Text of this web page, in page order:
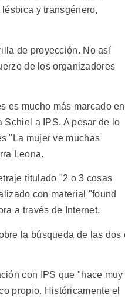
y transgénero,
de proyección. No así
de los organizadores
es mucho más marcado en
a IPS. A pesar de lo
"La mujer ve muchas
Leona.
titulado "2 o 3 cosas
con material "found
a través de Internet.
la búsqueda de las dos
con IPS que "hace muy
propio. Históricamente el